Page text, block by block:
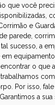
que você
e
parede,
sucesso, a
o que
Por isso,
a sua